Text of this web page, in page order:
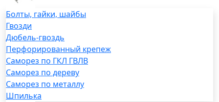
Болты, гайки, шайбы
Гвозди
Дюбель-гвоздь
Перфорированный крепеж
Саморез по ГКЛ ГВЛВ
Саморез по дереву
Саморез по металлу
Шпилька